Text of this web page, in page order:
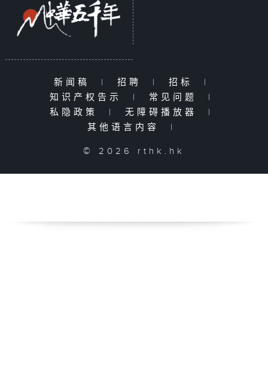
新闻稿 | 招聘 | 招标
|
知识产权告示
| 常见问题
|
私隐政策
| 无障碍播放器
|
其他语言内容
|
© 2026 rthk.hk